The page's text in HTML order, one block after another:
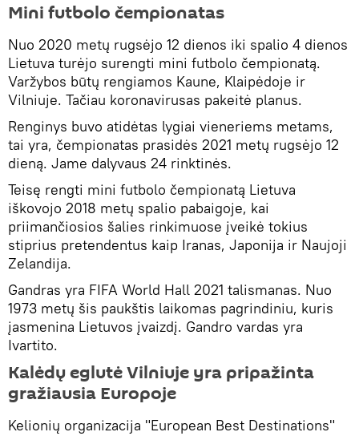
Mini futbolo čempionatas
Nuo 2020 metų rugsėjo 12 dienos iki spalio 4 dienos
Lietuva turėjo surengti mini futbolo čempionatą.
Varžybos būtų rengiamos Kaune, Klaipėdoje ir
Vilniuje. Tačiau koronavirusas pakeitė planus.
Renginys buvo atidėtas lygiai vieneriems metams,
tai yra, čempionatas prasidės 2021 metų rugsėjo 12
dieną. Jame dalyvaus 24 rinktinės.
Teisę rengti mini futbolo čempionatą Lietuva
iškovojo 2018 metų spalio pabaigoje, kai
priimančiosios šalies rinkimuose įveikė tokius
stiprius pretendentus kaip Iranas, Japonija ir Naujoji
Zelandija.
Gandras yra FIFA World Hall 2021 talismanas. Nuo
1973 metų šis paukštis laikomas pagrindiniu, kuris
įasmenina Lietuvos įvaizdį. Gandro vardas yra
Ivartito.
Kalėdų eglutė Vilniuje yra pripažinta
gražiausia Europoje
Kelionių organizacija "European Best Destinations"